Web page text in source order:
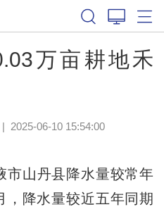
万亩耕地禾
2025-06-10 15:54:00
山丹县降水量较常年
，降水量较近五年同期